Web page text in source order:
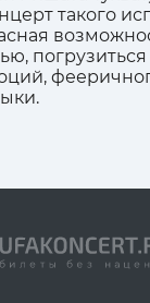
такого